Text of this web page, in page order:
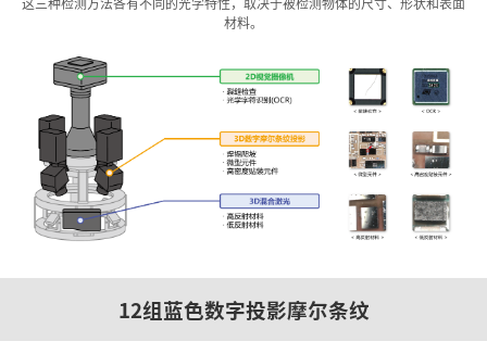
材料。
12组蓝色数字投影摩尔条纹